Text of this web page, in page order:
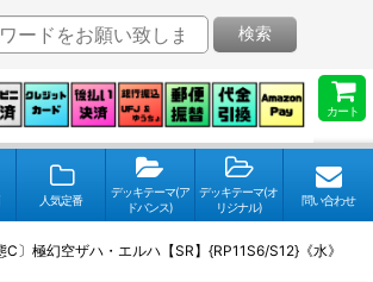
カート
検索
人気定番
デッキテーマ(ア
ドバンス)
デッキテーマ(オ
リジナル)
問い合わせ
C〕極幻空ザハ・エルハ【SR】{RP11S6/S12}《水》